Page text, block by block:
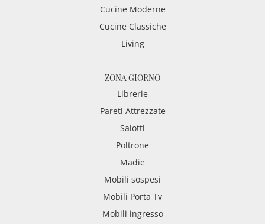
Cucine Moderne
Cucine Classiche
Living
ZONA GIORNO
Librerie
Pareti Attrezzate
Salotti
Poltrone
Madie
Mobili sospesi
Mobili Porta Tv
Mobili ingresso